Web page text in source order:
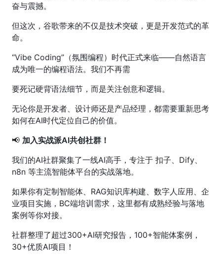
奋与震撼。
但这次，谷歌带来的不仅是技术突破，更是开发范式的革
命。
“Vibe Coding”（氛围编程）时代正式来临——自然语言
成为唯一的编程语法。我们不再需
要死记硬背语法细节，而是关注创意和逻辑。
无论你是开发者、设计师还是产品经理，都需要重新思考
如何在AI时代定位自己的价值。
📢 加入实战派AI共创社群！
我们的AI社群聚集了一线AI高手，专注于 扣子、Dify、
n8n 等主流智能体平台的实战落地。
如果你有定制智能体、RAG知识库构建、数字人应用、企
业项目实施，BC端培训需求，这里都有成熟经验与落地
案例等你对接。
社群整理了超过300+AI研究报告，100+智能体案例，
30+优质AI项目！